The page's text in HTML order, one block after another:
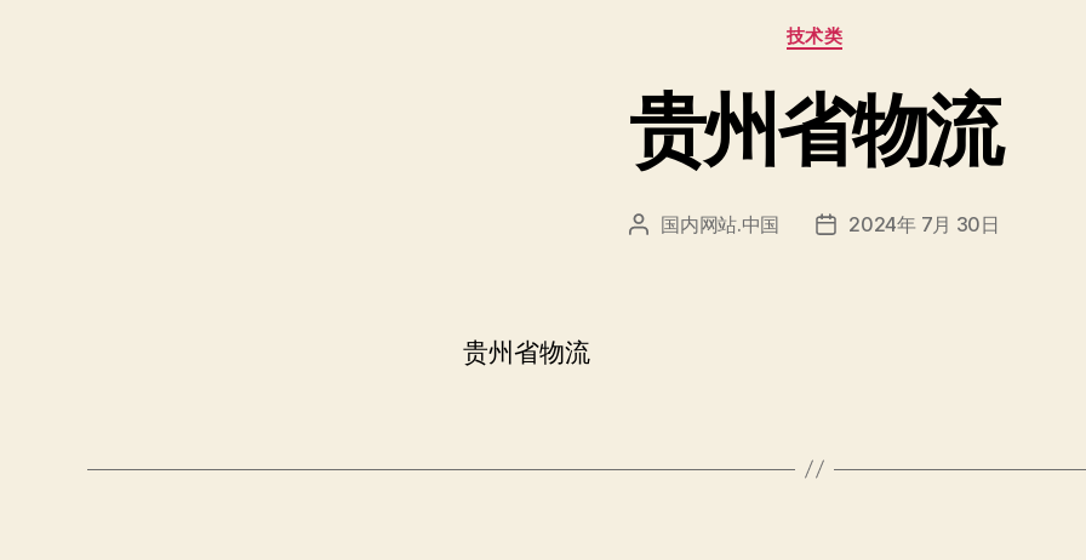
分
类
技术类
贵州省物流
文 国内网站.中国
发 2024年 7月 30日
贵州省物流